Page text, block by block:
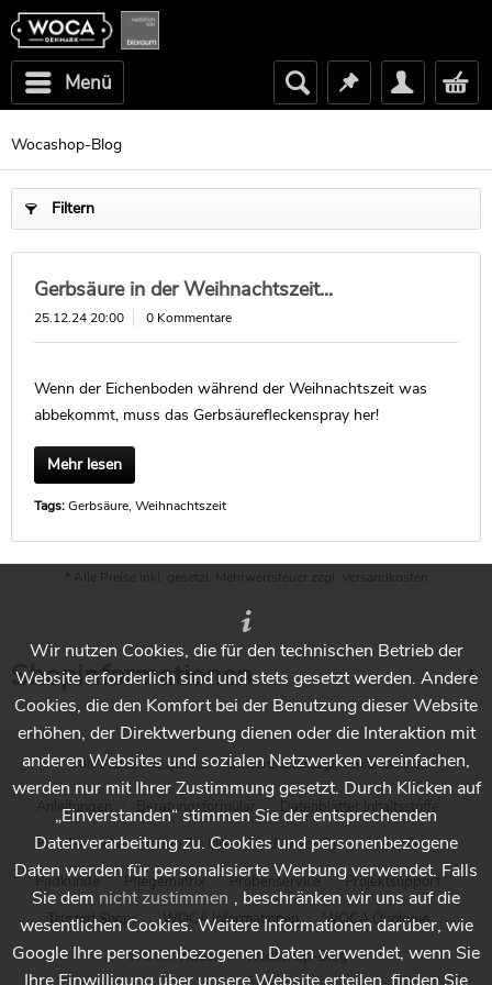
Menü
Wocashop-Blog
Filtern
Gerbsäure in der Weihnachtszeit...
25.12.24 20:00 0 Kommentare
Wenn der Eichenboden während der Weihnachtszeit was
abbekommt, muss das Gerbsäurefleckenspray her!
Mehr lesen
Tags:Gerbsäure, Weihnachtszeit
* Alle Preise inkl. gesetzl. Mehrwertsteuer zzgl. Versandkosten
Shopinformationen
* Alle Preise inkl. gesetzl. Mehrwertsteuer zzgl.Versandkosten
Anleitungen Beratungsformular
Datenblätter Inhaltsstoffe
Händlersuche - Finden Sie Ihren Händler vor Ort
Holzpflege
Padkunde
Pflegematrix Probenservice
Projektsupport
Trusted Shops
WOCA Informationen
WOCA Ökologie
WOCA Videos
Wocashop-Blog
Wir nutzen Cookies, die für den technischen Betrieb der
Website erforderlich sind und stets gesetzt werden. Andere
Cookies, die den Komfort bei der Benutzung dieser Website
erhöhen, der Direktwerbung dienen oder die Interaktion mit
anderen Websites und sozialen Netzwerken vereinfachen,
werden nur mit Ihrer Zustimmung gesetzt. Durch Klicken auf
„Einverstanden“ stimmen Sie der entsprechenden
Datenverarbeitung zu. Cookies und personenbezogene
Daten werden für personalisierte Werbung verwendet. Falls
Sie dem nicht zustimmen , beschränken wir uns auf die
wesentlichen Cookies. Weitere Informationen darüber, wie
Google Ihre personenbezogenen Daten verwendet, wenn Sie